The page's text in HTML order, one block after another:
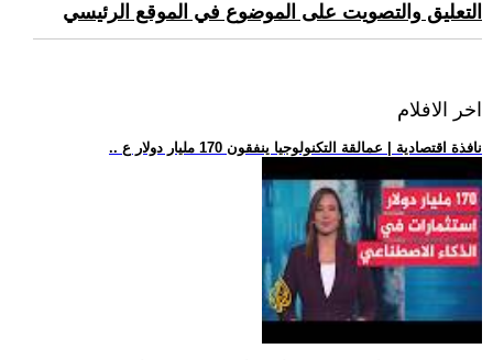
التعليق والتصويت على الموضوع في الموقع الرئيسي
اخر الافلام
.. نافذة اقتصادية | عمالقة التكنولوجيا ينفقون 170 مليار دولار ع